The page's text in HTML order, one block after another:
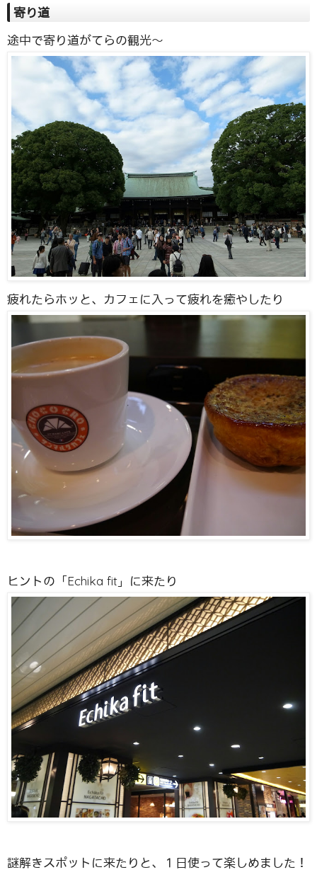
寄り道
途中で寄り道がてらの観光〜
疲れたらホッと、カフェに入って疲れを癒やしたり
ヒントの「Echika fit」に来たり
謎解きスポットに来たりと、１日使って楽しめました！